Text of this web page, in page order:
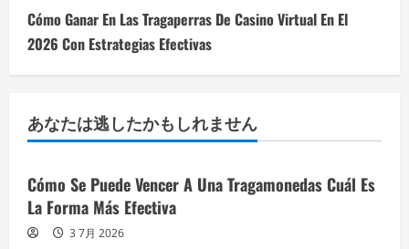
Cómo Ganar En Las Tragaperras De Casino Virtual En El
2026 Con Estrategias Efectivas
あなたは逃したかもしれません
Cómo Se Puede Vencer A Una Tragamonedas Cuál Es
La Forma Más Efectiva
3 7月 2026